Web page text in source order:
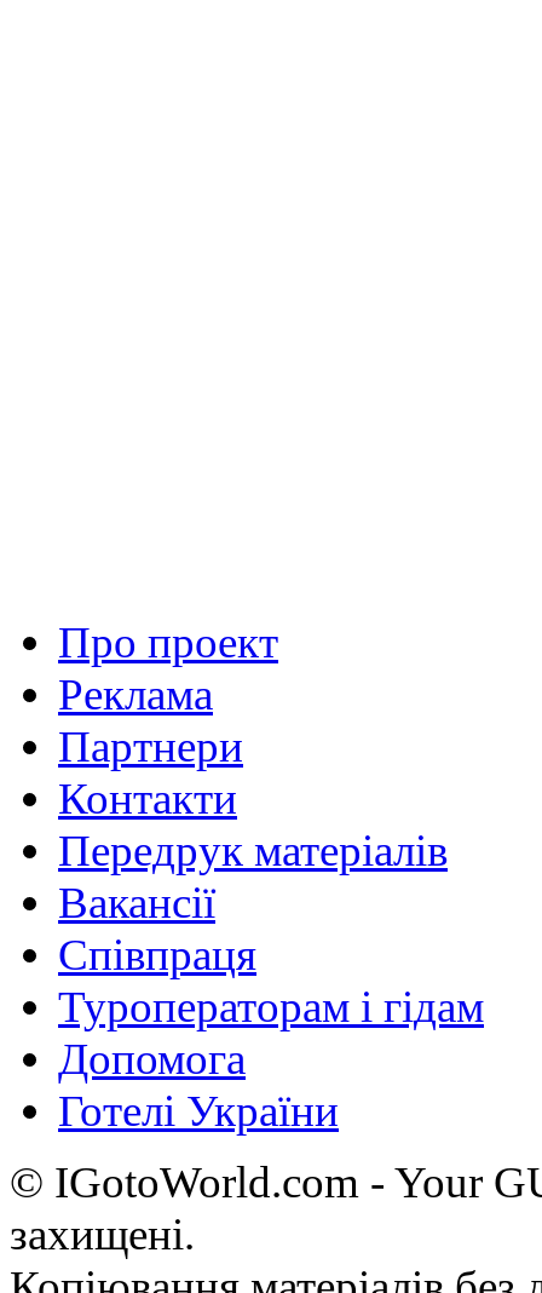
Про проект
Реклама
Партнери
Контакти
Передрук матеріалів
Вакансії
Співпраця
Туроператорам і гідам
Допомога
Готелі України
© IGotoWorld.com - Your
захищені.